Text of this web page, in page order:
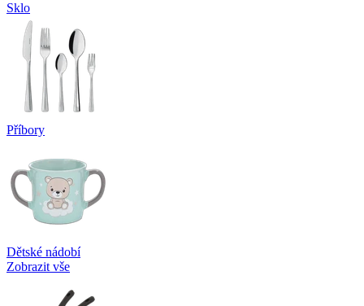
Sklo
Příbory
Dětské nádobí
Zobrazit vše